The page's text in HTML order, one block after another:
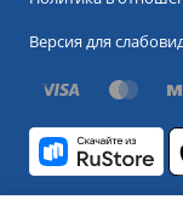
Версия для